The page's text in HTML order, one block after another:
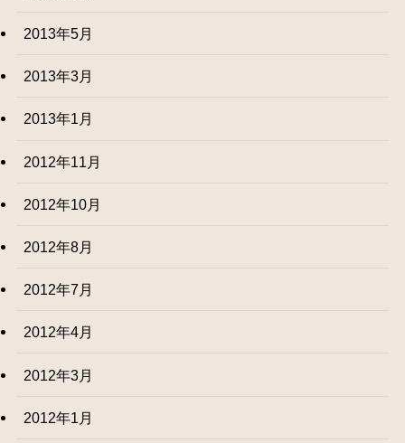
2013年5月
2013年3月
2013年1月
2012年11月
2012年10月
2012年8月
2012年7月
2012年4月
2012年3月
2012年1月